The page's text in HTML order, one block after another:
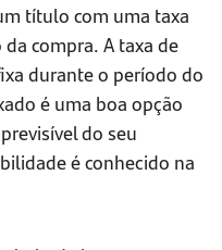
título com uma taxa
compra. A taxa de
durante o período do
é uma boa opção
do seu
é conhecido na